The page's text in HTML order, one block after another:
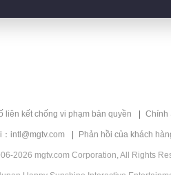
liên kết chống vi phạm bản quyền Chính
intl@mgtv.com Phản hồi của khách
2026 mgtv.com Corporation, All Rights